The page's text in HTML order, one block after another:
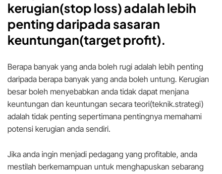
kerugian(stop loss) adalah lebih
penting daripada sasaran
keuntungan(target profit).
Berapa banyak yang anda boleh rugi adalah lebih penting
daripada berapa banyak yang anda boleh untung. Kerugian
besar boleh menyebabkan anda tidak dapat menjana
keuntungan dan keuntungan secara teori(teknik.strategi)
adalah tidak penting sepertimana pentingnya memahami
potensi kerugian anda sendiri.
Jika anda ingin menjadi pedagang yang profitable, anda
mestilah berkemampuan untuk menghapuskan sebarang